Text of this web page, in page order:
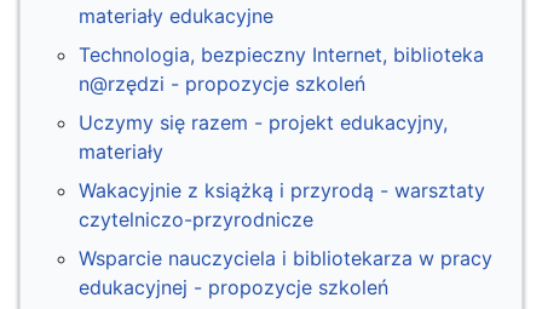
materiały edukacyjne
Technologia, bezpieczny Internet, biblioteka
n@rzędzi - propozycje szkoleń
Uczymy się razem - projekt edukacyjny,
materiały
Wakacyjnie z książką i przyrodą - warsztaty
czytelniczo-przyrodnicze
Wsparcie nauczyciela i bibliotekarza w pracy
edukacyjnej - propozycje szkoleń